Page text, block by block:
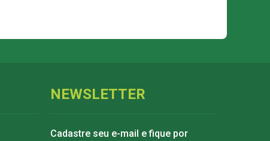
NEWSLETTER
Cadastre seu e-mail e fique por